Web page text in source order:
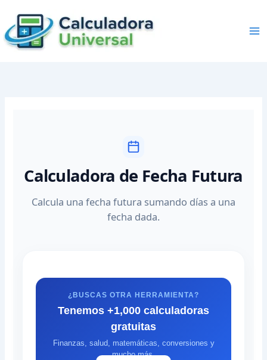
content
Calculadora de Fecha Futura
Calcula una fecha futura sumando días a una
fecha dada.
¿BUSCAS OTRA HERRAMIENTA?
Tenemos +1,000 calculadoras
gratuitas
Finanzas, salud, matemáticas, conversiones y
mucho más.